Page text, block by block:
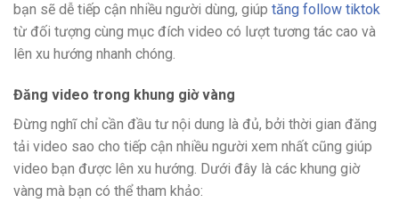
bạn sẽ dễ tiếp cận nhiều người dùng, giúp tăng follow tiktok
từ đối tượng cùng mục đích video có lượt tương tác cao và
lên xu hướng nhanh chóng.
Đăng video trong khung giờ vàng
Đừng nghĩ chỉ cần đầu tư nội dung là đủ, bởi thời gian đăng
tải video sao cho tiếp cận nhiều người xem nhất cũng giúp
video bạn được lên xu hướng. Dưới đây là các khung giờ
vàng mà bạn có thể tham khảo: